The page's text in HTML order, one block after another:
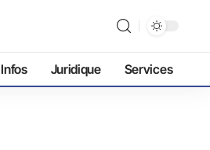
Infos Juridique Services